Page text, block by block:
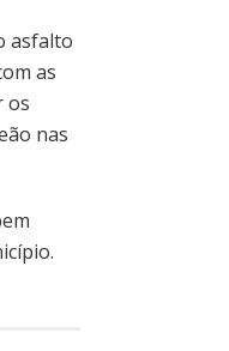
asfalto
as
os
nas